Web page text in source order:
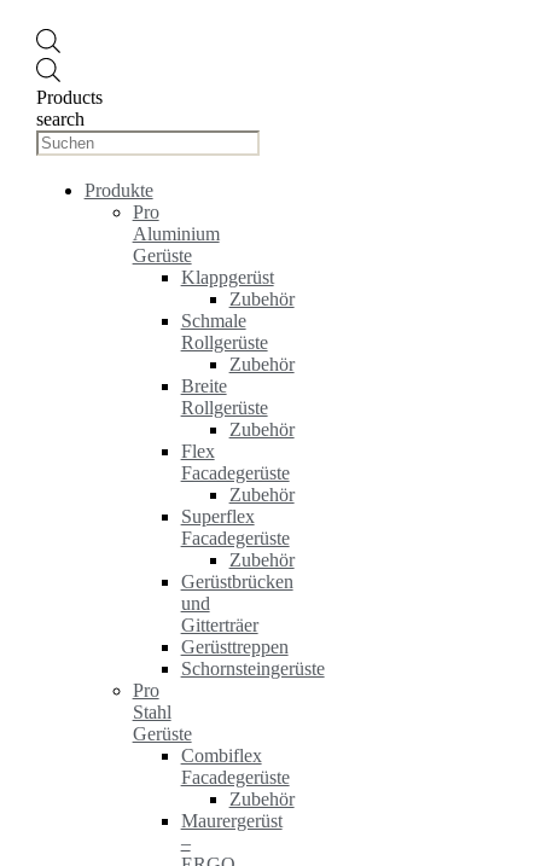
Products
search
Produkte
Pro
Aluminium
Gerüste
Klappgerüst
Zubehör
Schmale
Rollgerüste
Zubehör
Breite
Rollgerüste
Zubehör
Flex
Facadegerüste
Zubehör
Superflex
Facadegerüste
Zubehör
Gerüstbrücken
und
Gitterträer
Gerüsttreppen
Schornsteingerüste
Pro
Stahl
Gerüste
Combiflex
Facadegerüste
Zubehör
Maurergerüst
–